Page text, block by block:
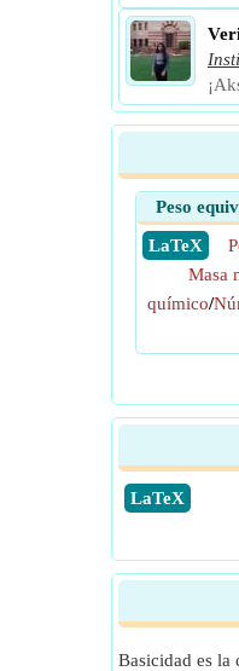
Peso
​ LaTeX
Masa
químico/
​LaTeX
Basicidad es la